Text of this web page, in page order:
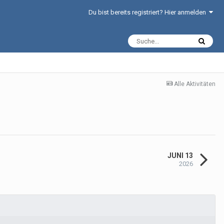
Du bist bereits registriert? Hier anmelden
Alle Aktivitäten
JUNI 13
2026